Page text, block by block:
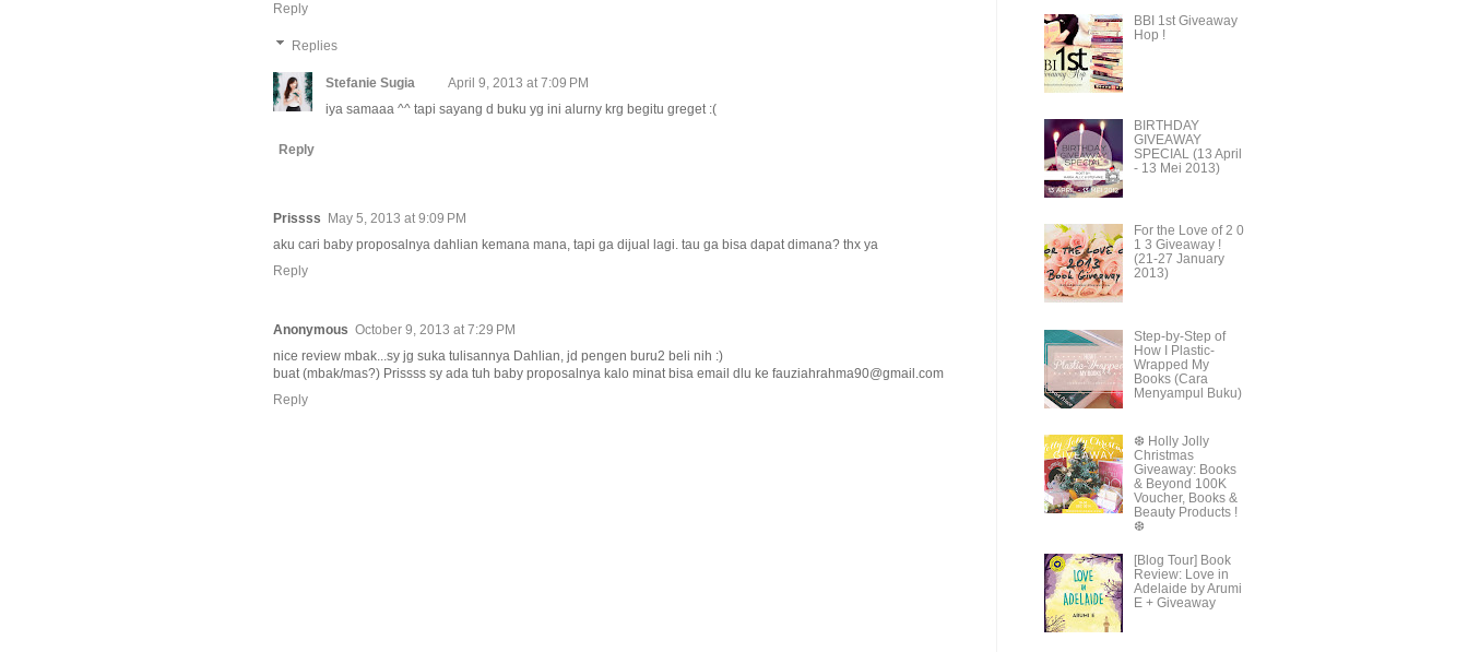
Reply
Replies
Stefanie Sugia
April 9, 2013 at 7:09 PM
iya samaaa ^^ tapi sayang d buku yg ini alurny krg begitu greget :(
Reply
Prissss
May 5, 2013 at 9:09 PM
aku cari baby proposalnya dahlian kemana mana, tapi ga dijual lagi. tau ga bisa dapat dimana? thx ya
Reply
Anonymous October 9, 2013 at 7:29 PM
nice review mbak...sy jg suka tulisannya Dahlian, jd pengen buru2 beli nih :)
buat (mbak/mas?) Prissss sy ada tuh baby proposalnya kalo minat bisa email dlu ke fauziahrahma90@gmail.com
Reply
BBI 1st Giveaway
Hop !
BIRTHDAY
GIVEAWAY
SPECIAL (13 April
- 13 Mei 2013)
For the Love of 2 0
1 3 Giveaway !
(21-27 January
2013)
Step-by-Step of
How I Plastic-
Wrapped My
Books (Cara
Menyampul Buku)
❆ Holly Jolly
Christmas
Giveaway: Books
& Beyond 100K
Voucher, Books &
Beauty Products !
❆
[Blog Tour] Book
Review: Love in
Adelaide by Arumi
E + Giveaway